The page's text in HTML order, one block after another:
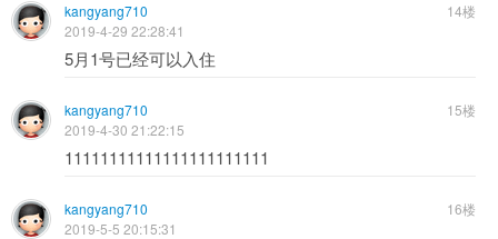
14楼
kangyang710
2019-4-29 22:28:41
5月1号已经可以入住
15楼
kangyang710
2019-4-30 21:22:15
11111111111111111111111
16楼
kangyang710
2019-5-5 20:15:31